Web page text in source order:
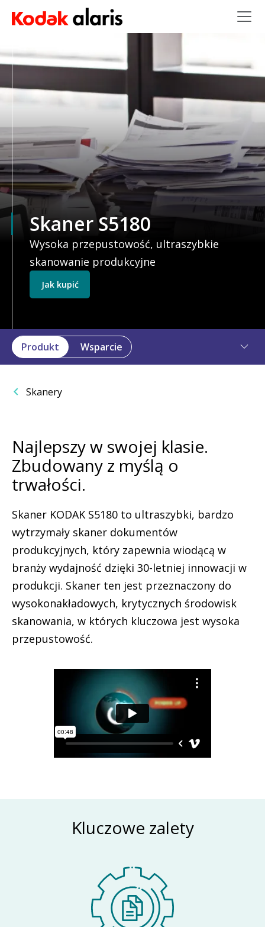
Skaner S5180
Wysoka przepustowość, ultraszybkie
skanowanie produkcyjne
Jak kupić
Produkt Wsparcie
Skanery
Najlepszy w swojej klasie.
Zbudowany z myślą o
trwałości.
Skaner KODAK S5180 to ultraszybki, bardzo
wytrzymały skaner dokumentów
produkcyjnych, który zapewnia wiodącą w
branży wydajność dzięki 30-letniej innowacji w
produkcji. Skaner ten jest przeznaczony do
wysokonakładowych, krytycznych środowisk
skanowania, w których kluczowa jest wysoka
przepustowość.
Kluczowe zalety